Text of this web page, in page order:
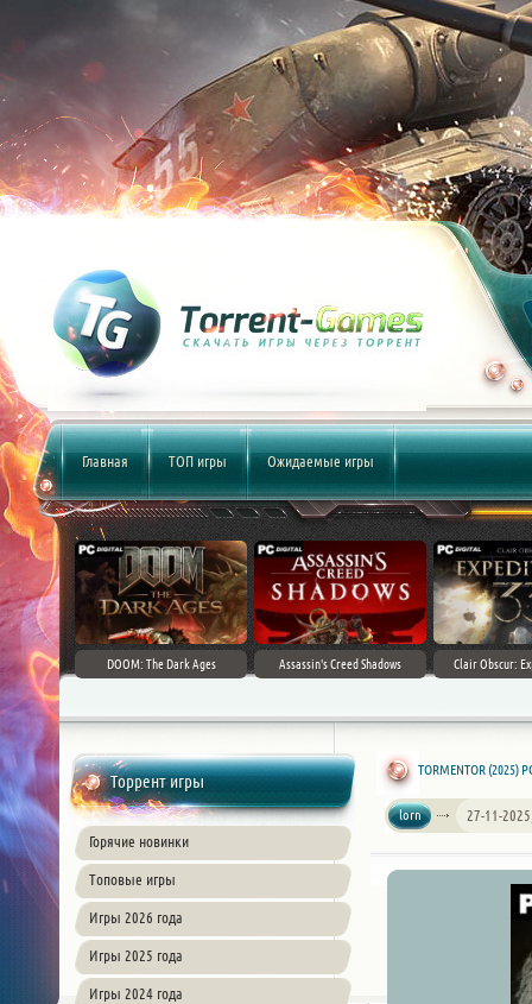
Главная ТОП игры Ожидаемые игры
DOOM: The Dark Ages Assassin's Creed Shadows Clair Obscur:
Торрент игры
Горячие новинки
Топовые игры
Игры 2026 года
Игры 2025 года
Игры 2024 года
TORMENTOR (2025)
lorn 27-11-